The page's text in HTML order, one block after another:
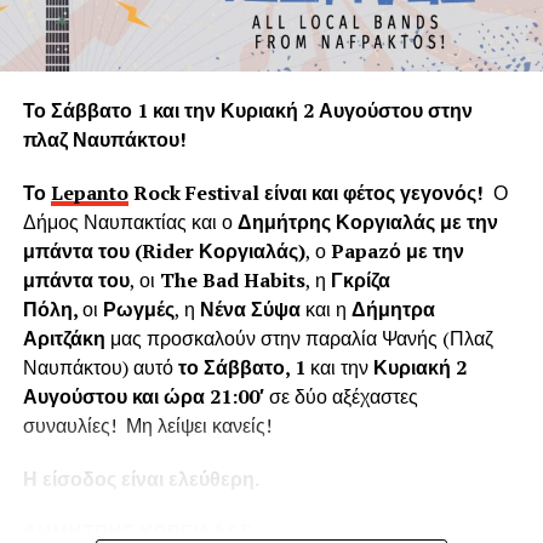
πνεύμονα της Γης.
Η «Εφορεία Αρχαιοτήτων Αιτωλοακαρνανίας και
Λευκάδας» υποστηρίζει ψευδώς ότι τα δέντρα που
κόπηκαν δημιουργούσαν προβλήματα στο τείχος του
ενετικού κάστρου. Όμως τα δέντρα του κάστρου
προέρχονται από τις δεντροφυτεύσεις που έγιναν
νομίμως από το 1914 έως το 1939 (έγκριση από το
Υπουργείο Εσωτερικών και κατόπιν από το Υπουργείο
Γεωργίας υπό την γραμματεία του Ιωάννη Μπρικόλα) και
βρίσκονται σε απόσταση ασφαλείας από τα τείχη.
Συνεπώς πολλά από τα δέντρα έχουν ηλικία άνω των 100
ετών χωρίς να έχει αναφερθεί κάποιο πρόβλημα στη
στατικότητα των τειχών που να οφείλεται στην πλήρη
ανάπτυξη του ριζικού συστήματος. Το Δασαρχείο
Ναυπάκτου βεβαιώνει ότι δεν υπάρχει σχετική μελέτη ούτε
Το Σάββατο 1 και την Κυριακή 2 Αυγούστου στην
πλαζ Ναυπάκτου!
ΤοLepantoRockFestivalείναι και φέτος γεγονός! Ο
Δήμος Ναυπακτίας και οΔημήτρης Κοργιαλάς με την
μπάντα του (RiderΚοργιαλάς), οPapazό με την
μπάντα του, οι The Bad Habits, η Γκρίζα
Πόλη,οι Ρωγμές, η Νένα Σύψακαι η Δήμητρα
Αριτζάκη μας προσκαλούν στην παραλία Ψανής (Πλαζ
Ναυπάκτου) αυτότο Σάββατο, 1 και τηνΚυριακή 2
Αυγούστου και ώρα 21:00′σε δύο αξέχαστες
συναυλίες! Μη λείψει κανείς!
Η είσοδος είναι ελεύθερη.